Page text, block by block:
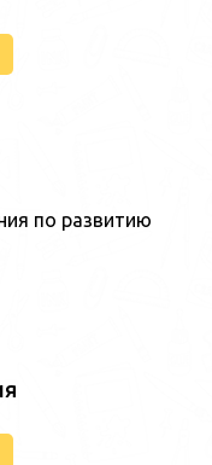
по развитию